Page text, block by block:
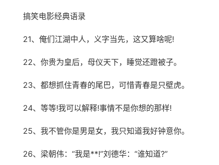
搞笑电影经典语录
21、俺们江湖中人，义字当先，这又算啥呢!
22、你贵为皇后，母仪天下，睡觉还蹬被子。
23、都想抓住青春的尾巴，可惜青春是只壁虎。
24、等等!我可以解释!事情不是你想的那样!
25、我不管你是男是女，我只知道我好钟意你。
26、梁朝伟：“我是**!”刘德华：“谁知道?”